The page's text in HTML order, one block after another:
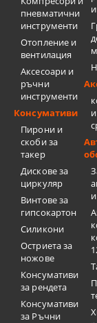
пневматични
инструменти
Отопление и
вентилация
Аксесоари и
ръчни
инструменти
Консумативи
Пирони и
скоби за
такер
Дискове за
циркуляр
Винтове за
гипсокартон
Силикони
Остриета за
ножове
Консумативи
за рендета
Консумативи
за Ръчни